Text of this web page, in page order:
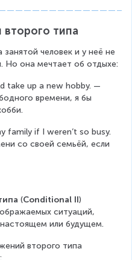
типа
человек и у неё не
Но она мечтает об отдыхе:
take up a new hobby. —
времени, я бы
family if I weren’t so busy.
со своей семьёй, если
(Conditional II)
ситуаций,
или будущем.
второго типа